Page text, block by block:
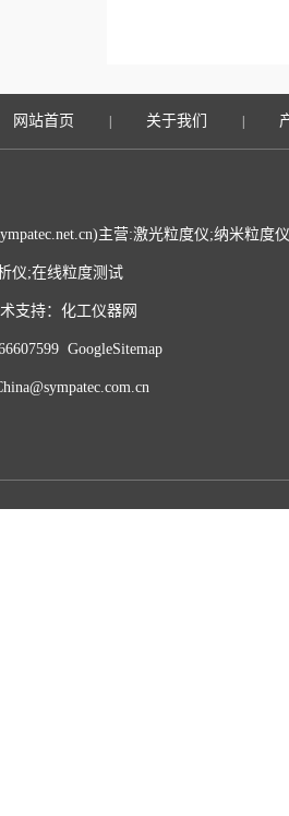
网站首页 关于我们
主营:激光粒度仪;纳米粒度
仪;在线粒度测试
支持： 化工仪器网
GoogleSitemap